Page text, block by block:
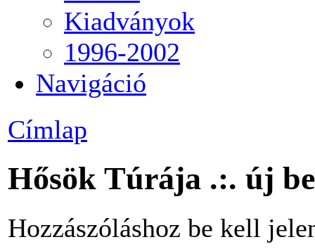
Kiadványok
1996-2002
Navigáció
Címlap
Hősök Túrája .:. új
Hozzászóláshoz be kell